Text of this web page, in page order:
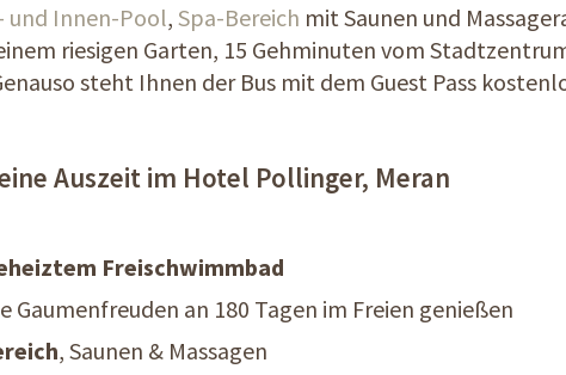
und Innen-Pool, Spa-Bereich mit Saunen und
riesigen Garten, 15 Gehminuten vom
steht Ihnen der Bus mit dem Guest Pass
Auszeit im Hotel Pollinger, Meran
Freischwimmbad
Gaumenfreuden an 180 Tagen im Freien genießen
, Saunen & Massagen